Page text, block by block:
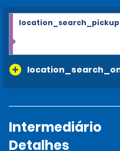
Intermediário
Detalhes